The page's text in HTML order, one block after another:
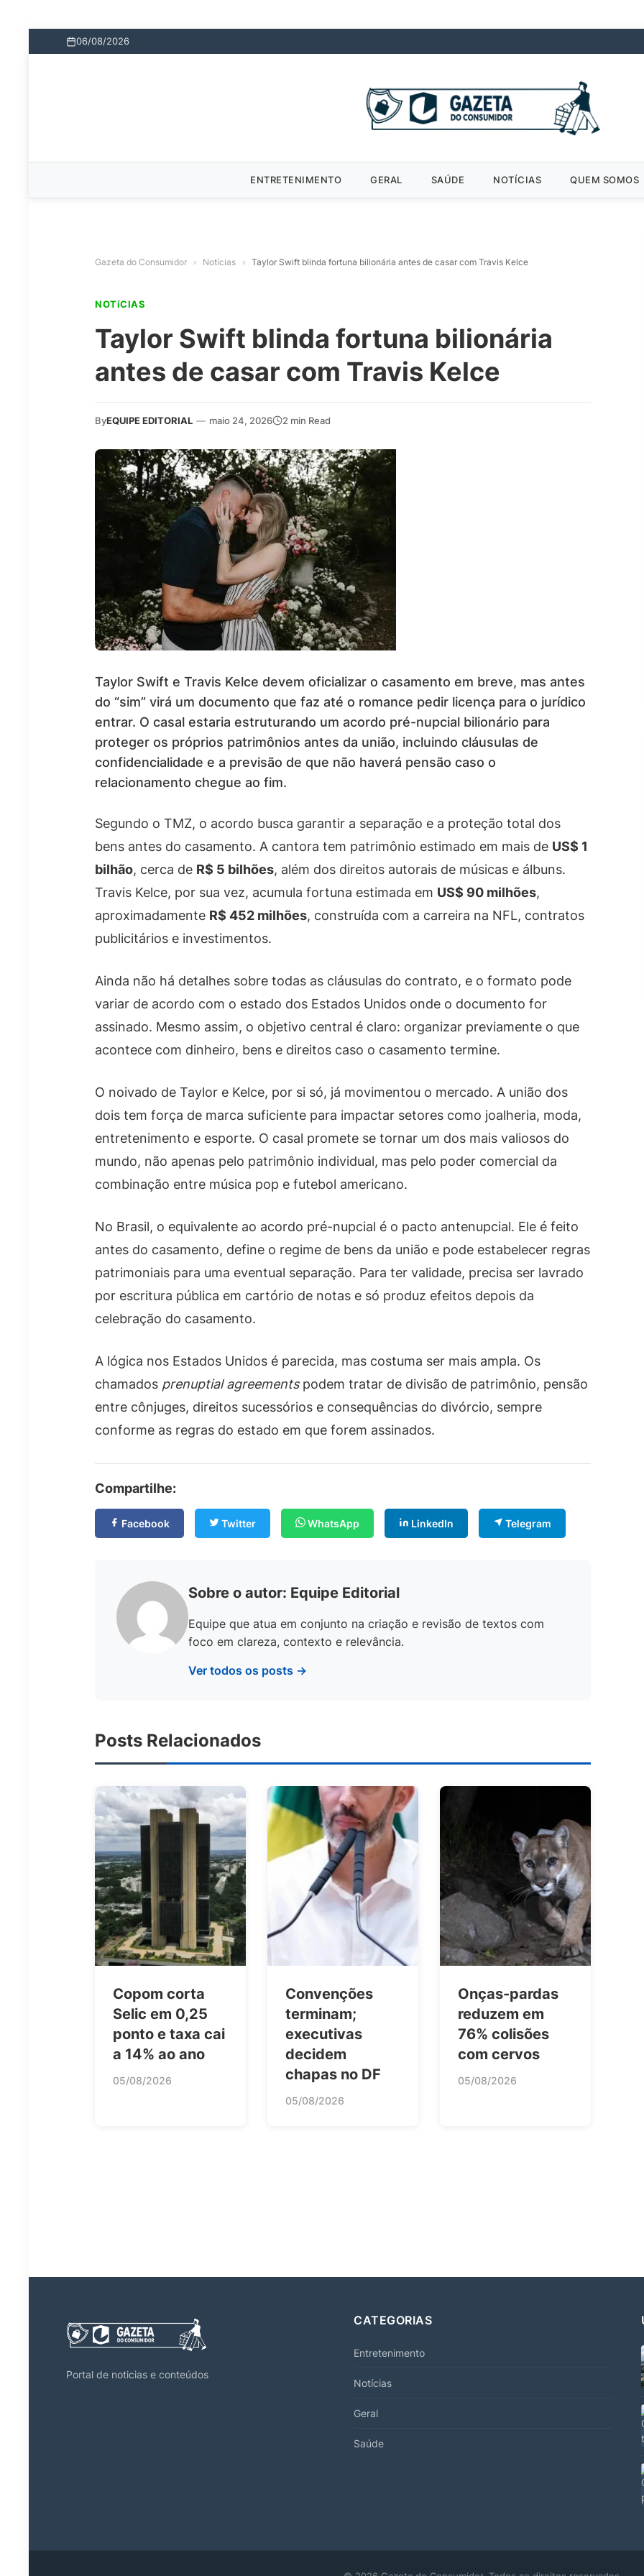
06/08/2026
ENTRETENIMENTO GERAL SAÚDE NOTÍCIAS QUEM SOMOS
Gazeta do Consumidor » Notícias » Taylor Swift blinda fortuna bilionária antes de casar com Travis Kelce
NOTíCIAS
Taylor Swift blinda fortuna bilionária
antes de casar com Travis Kelce
ByEQUIPE EDITORIAL — maio 24, 2026 2 min Read
Taylor Swift e Travis Kelce devem oficializar o casamento em breve, mas antes
do “sim” virá um documento que faz até o romance pedir licença para o jurídico
entrar. O casal estaria estruturando um acordo pré-nupcial bilionário para
proteger os próprios patrimônios antes da união, incluindo cláusulas de
confidencialidade e a previsão de que não haverá pensão caso o
relacionamento chegue ao fim.
Segundo o TMZ, o acordo busca garantir a separação e a proteção total dos
bens antes do casamento. A cantora tem patrimônio estimado em mais de US$ 1
bilhão, cerca de R$ 5 bilhões, além dos direitos autorais de músicas e álbuns.
Travis Kelce, por sua vez, acumula fortuna estimada em US$ 90 milhões,
aproximadamente R$ 452 milhões, construída com a carreira na NFL, contratos
publicitários e investimentos.
Ainda não há detalhes sobre todas as cláusulas do contrato, e o formato pode
variar de acordo com o estado dos Estados Unidos onde o documento for
assinado. Mesmo assim, o objetivo central é claro: organizar previamente o que
acontece com dinheiro, bens e direitos caso o casamento termine.
O noivado de Taylor e Kelce, por si só, já movimentou o mercado. A união dos
dois tem força de marca suficiente para impactar setores como joalheria, moda,
entretenimento e esporte. O casal promete se tornar um dos mais valiosos do
mundo, não apenas pelo patrimônio individual, mas pelo poder comercial da
combinação entre música pop e futebol americano.
No Brasil, o equivalente ao acordo pré-nupcial é o pacto antenupcial. Ele é feito
antes do casamento, define o regime de bens da união e pode estabelecer regras
patrimoniais para uma eventual separação. Para ter validade, precisa ser lavrado
por escritura pública em cartório de notas e só produz efeitos depois da
celebração do casamento.
A lógica nos Estados Unidos é parecida, mas costuma ser mais ampla. Os
chamados prenuptial agreementspodem tratar de divisão de patrimônio, pensão
entre cônjuges, direitos sucessórios e consequências do divórcio, sempre
conforme as regras do estado em que forem assinados.
Compartilhe:
Facebook Twitter WhatsApp LinkedIn Telegram
Sobre o autor: Equipe Editorial
Equipe que atua em conjunto na criação e revisão de textos com
foco em clareza, contexto e relevância.
Ver todos os posts →
Posts Relacionados
Copom corta
Selic em 0,25
ponto e taxa cai
a 14% ao ano
05/08/2026
Convenções
terminam;
executivas
decidem
chapas no DF
05/08/2026
Onças-pardas
reduzem em
76% colisões
com cervos
05/08/2026
Portal de noticias e conteúdos
CATEGORIAS
Entretenimento
Notícias
Geral
Saúde